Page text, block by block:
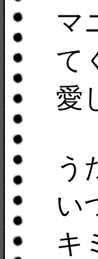
マ
て
愛
う
い
キ